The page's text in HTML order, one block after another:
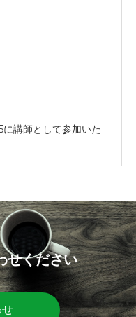
講師として参加いた
せください